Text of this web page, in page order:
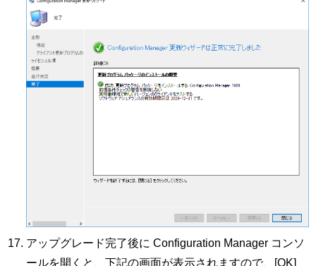
アップグレード完了後に Configuration Manager コンソ
ールを開くと、下記の画面が表示されますので、[OK]